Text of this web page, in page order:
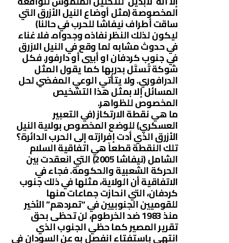
المخصوصة (مثل أوضاع النيل الأزرق التي
ساقت أطراف نيفاشا للحرب في حالنا)
ليكون لذلك النظر نفاذه وجدواه. فلا غناء
في حدوث مشابه لما وقع في النيل الازرق
في جنوب كردفان او أبيي أو دارفور. فكل
شوكة تٌستَل بدربها كما يقول المثل
الدرافوري. ولا يتأتي الوعي المفضي لحل
المسائل إلا بمثل هذا التشخيص
المخصوص للظواهر.
ما هي نقطة الارتكاز (في التعبير
العسكري) للوضع المخصوص بولاية النيل
الأزرق الذي أدت إفرازته إلى الحرب الدائرة؟
تلك النقطة قطعاً هي اتفاقية السلام
الشامل (نيفاشا 2005) التي انعقدت بين
الحركة الشعبية والحكومة. فجاء في
الاتفاقية أن الولاية، مثلها في ذلك جنوب
كردفان، التي انحازت جماعات منها
للقوميين الجنوبيين في “تمردهم” الأخير
منذ 1983 ضد الخرطوم، لن تحظى بحق
تقرير المصير كما حظي الجنوب الذي
انتهى باستفتاء انفصل به عن السودان في